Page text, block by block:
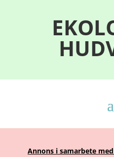
Annons i samarbete